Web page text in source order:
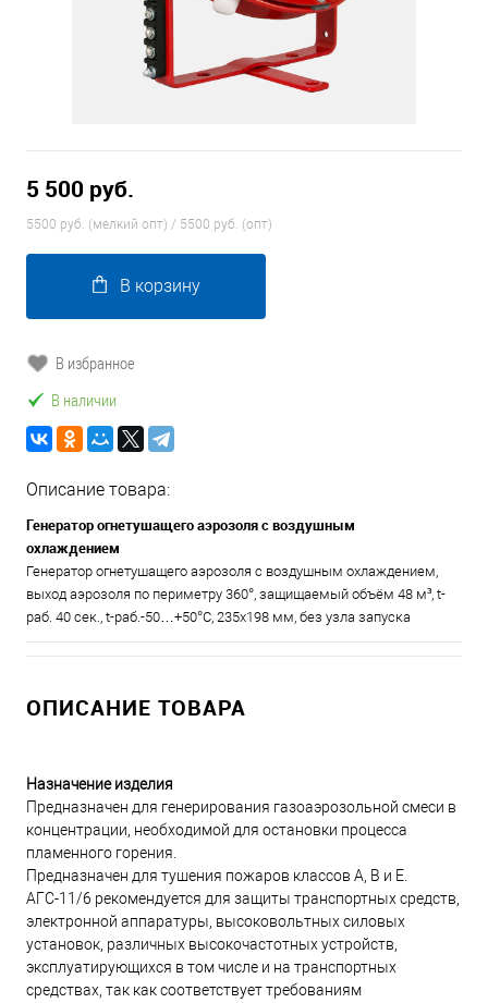
5 500 руб.
5500 руб. (мелкий опт) / 5500 руб. (опт)
В корзину
В избранное
В наличии
Описание товара:
Генератор огнетушащего аэрозоля с воздушным
охлаждением
Генератор огнетушащего аэрозоля с воздушным охлаждением,
выход аэрозоля по периметру 360°, защищаемый объём 48 м³, t-
раб. 40 сек., t-раб.-50…+50°С, 235х198 мм, без узла запуска
ОПИСАНИЕ ТОВАРА
Назначение изделия
Предназначен для генерирования газоаэрозольной смеси в
концентрации, необходимой для остановки процесса
пламенного горения.
Предназначен для тушения пожаров классов А, В и Е.
АГС-11/6 рекомендуется для защиты транспортных средств,
электронной аппаратуры, высоковольтных силовых
установок, различных высокочастотных устройств,
эксплуатирующихся в том числе и на транспортных
средствах, так как соответствует требованиям